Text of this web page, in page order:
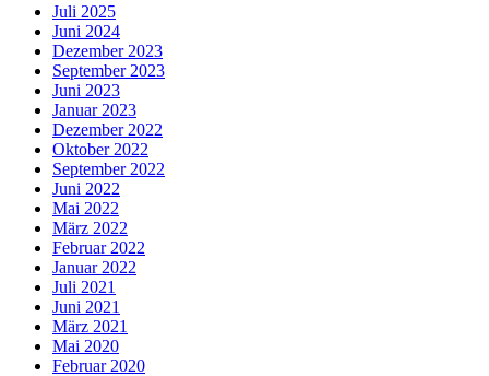
Juli 2025
Juni 2024
Dezember 2023
September 2023
Juni 2023
Januar 2023
Dezember 2022
Oktober 2022
September 2022
Juni 2022
Mai 2022
März 2022
Februar 2022
Januar 2022
Juli 2021
Juni 2021
März 2021
Mai 2020
Februar 2020